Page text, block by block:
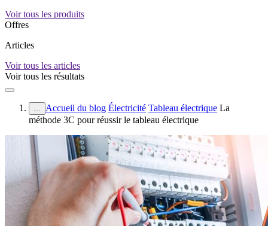
Voir tous les produits
Offres
Articles
Voir tous les articles
Voir tous les résultats
... Accueil du blog Électricité Tableau électrique La
méthode 3C pour réussir le tableau électrique